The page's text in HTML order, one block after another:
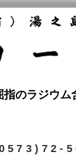
指のラジウ